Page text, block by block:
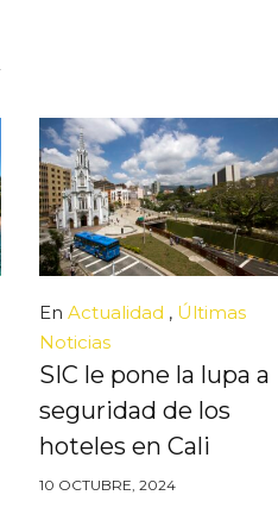
En Actualidad , Últimas
Noticias
SIC le pone la lupa a
seguridad de los
hoteles en Cali
10 OCTUBRE, 2024